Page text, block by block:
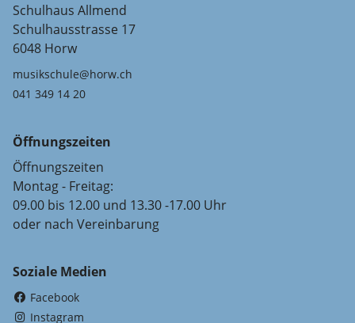
Schulhaus Allmend
Schulhausstrasse 17
6048 Horw
musikschule@horw.ch
041 349 14 20
Öffnungszeiten
Öffnungszeiten
Montag - Freitag:
09.00 bis 12.00 und 13.30 -17.00 Uhr
oder nach Vereinbarung
Soziale Medien
Facebook
Instagram